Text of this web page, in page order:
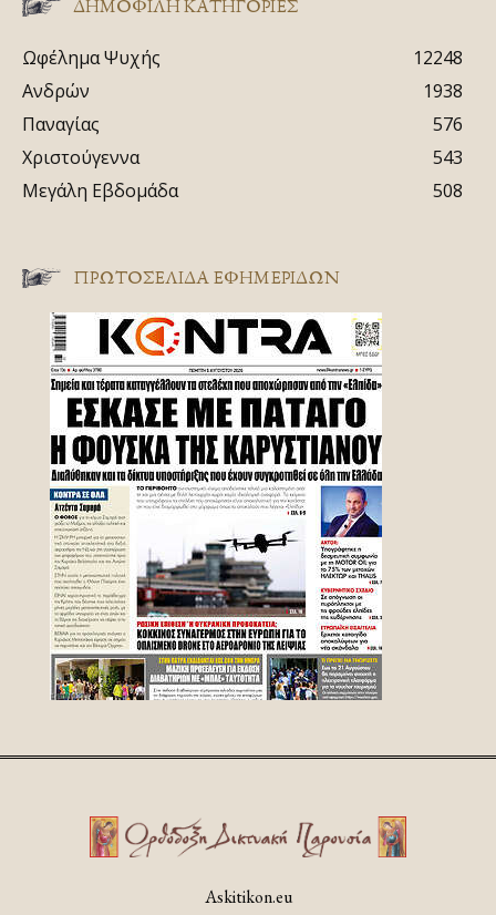
ΔΗΜΟΦΙΛΗ ΚΑΤΗΓΟΡΙΕΣ
Ωφέλημα Ψυχής
12248
Ανδρών
1938
Παναγίας
576
Χριστούγεννα
543
Μεγάλη Εβδομάδα
508
ΠΡΩΤΟΣΈΛΙΔΑ ΕΦΗΜΕΡΊΔΩΝ
Askitikon.eu